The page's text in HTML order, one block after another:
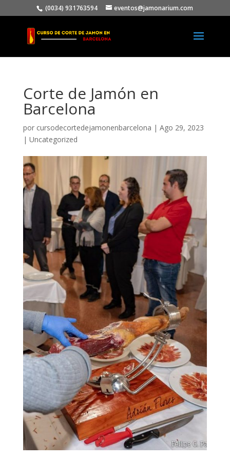
(0034) 931763594 eventos@jamonarium.com
Corte de Jamón en
Barcelona
por cursodecortedejamonenbarcelona | Ago 29, 2023
| Uncategorized